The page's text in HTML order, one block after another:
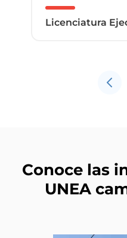
Licenciatura
Conoce las
UNEA